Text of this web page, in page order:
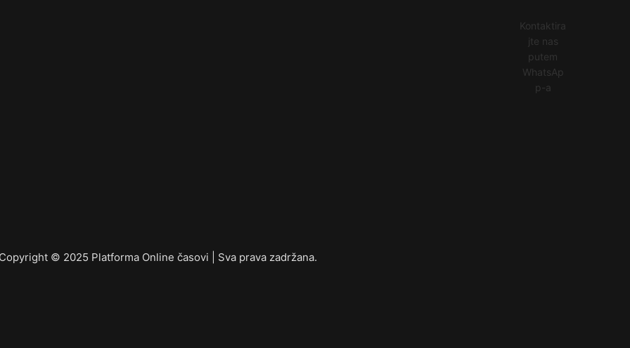
Kontaktira
jte nas
putem
WhatsAp
p-a
Copyright © 2025 Platforma Online časovi | Sva prava zadržana.